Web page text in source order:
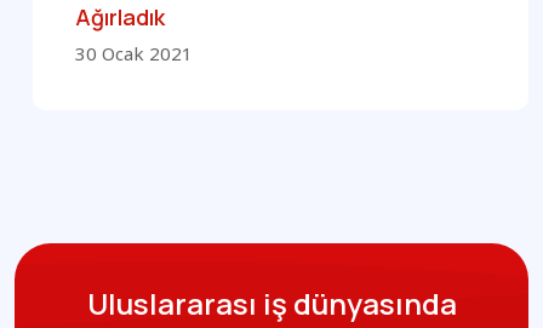
Ağırladık
30 Ocak 2021
Uluslararası iş dünyasında